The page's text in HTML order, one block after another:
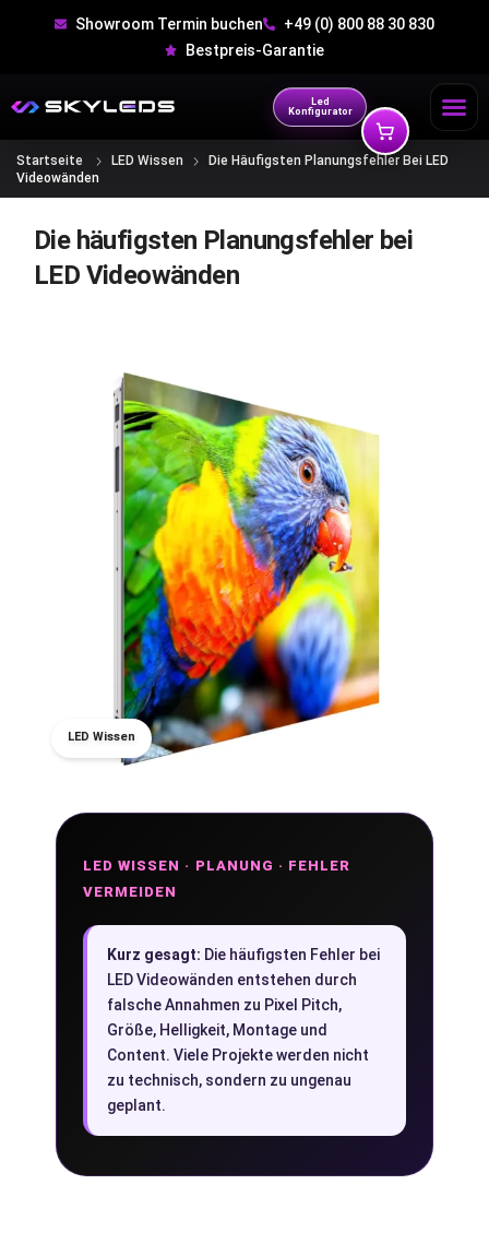
Showroom Termin buchen
+49 (0) 800 88 30 830
Bestpreis-Garantie
Led
Konfigurator
Startseite LED Wissen
Die Häufigsten Planungsfehler Bei LED
Videowänden
Die häufigsten Planungsfehler bei
LED Videowänden
LED Wissen
LED WISSEN · PLANUNG · FEHLER
VERMEIDEN
Kurz gesagt: Die häufigsten Fehler bei
LED Videowänden entstehen durch
falsche Annahmen zu Pixel Pitch,
Größe, Helligkeit, Montage und
Content. Viele Projekte werden nicht
zu technisch, sondern zu ungenau
geplant.